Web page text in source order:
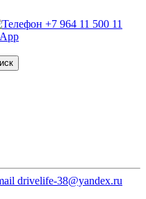
+7 964 11 500 11
drivelife-38@yandex.ru